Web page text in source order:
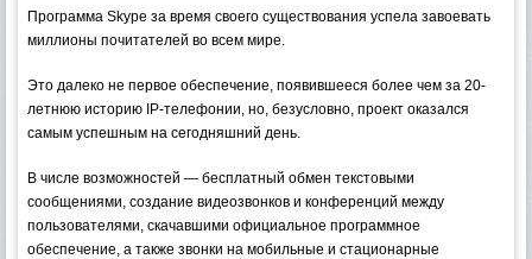
Программа Skype за время своего существования успела завоевать
миллионы почитателей во всем мире.
Это далеко не первое обеспечение, появившееся более чем за 20-
летнюю историю IP-телефонии, но, безусловно, проект оказался
самым успешным на сегодняшний день.
В числе возможностей — бесплатный обмен текстовыми
сообщениями, создание видеозвонков и конференций между
пользователями, скачавшими официальное программное
обеспечение, а также звонки на мобильные и стационарные